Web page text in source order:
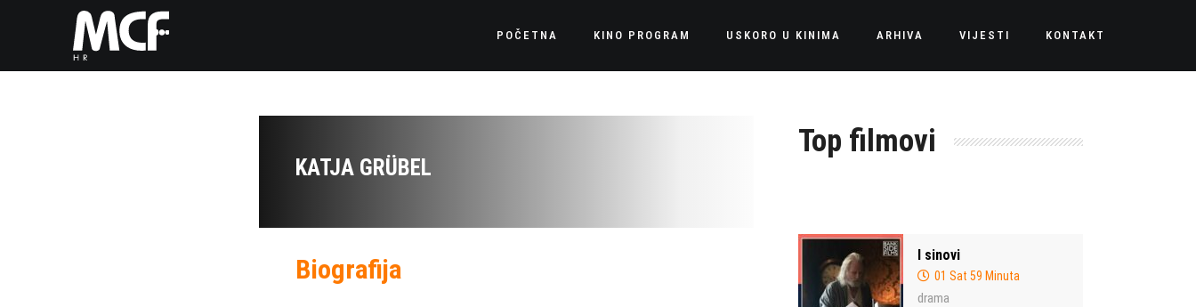
POČETNA KINO PROGRAM USKORO U KINIMA ARHIVA VIJESTI KONTAKT
KATJA GRÜBEL
Biografija
Top filmovi
I sinovi
01 Sat 59 Minuta
drama